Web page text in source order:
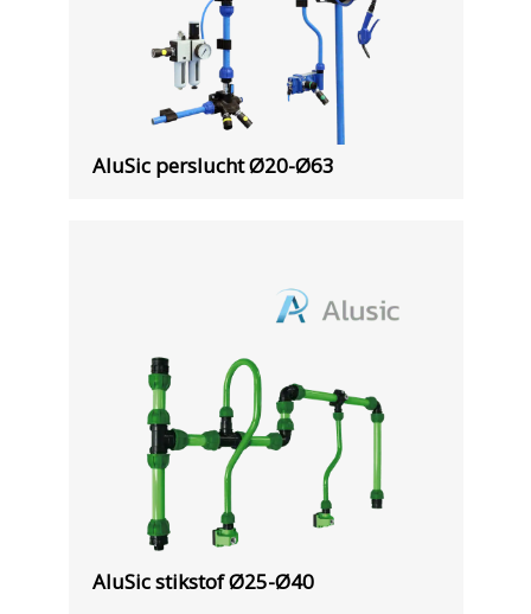
AluSic perslucht Ø20-Ø63
AluSic stikstof Ø25-Ø40